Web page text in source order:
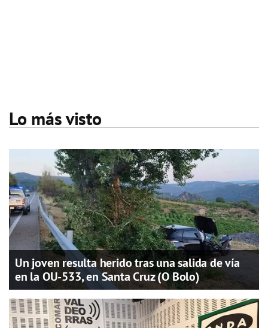
Lo más visto
Un joven resulta herido tras una salida de vía
en la OU-533, en Santa Cruz (O Bolo)